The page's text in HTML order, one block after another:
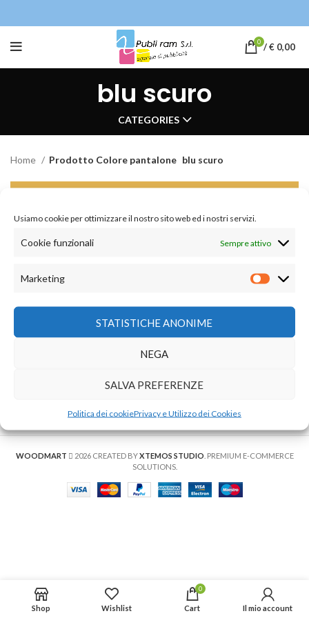
Usiamo cookie per ottimizzare il nostro sito web ed i nostri servizi.
Cookie funzionali Sempre attivo
Marketing
STATISTICHE ANONIME
NEGA
SALVA PREFERENZE
Politica dei cookiePrivacy e Utilizzo dei Cookies
0 /€ 0,00
blu scuro
CATEGORIES
Home Prodotto Colore pantalone blu scuro
You must select your brand attribute in Theme
WOODMART 2026 CREATED BYXTEMOS STUDIO . PREMIUM E-COMMERCE
SOLUTIONS.
Shop Wishlist
0
Cart Il mio account